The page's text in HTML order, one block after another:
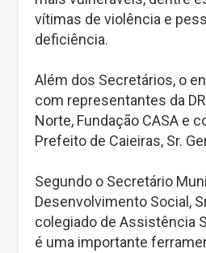
vítimas de violência e
deficiência.
Além dos Secretários, o
com representantes da
Norte, Fundação CASA e
Prefeito de Caieiras, Sr.
Segundo o Secretário
Desenvolvimento Social,
colegiado de Assistência
é uma importante